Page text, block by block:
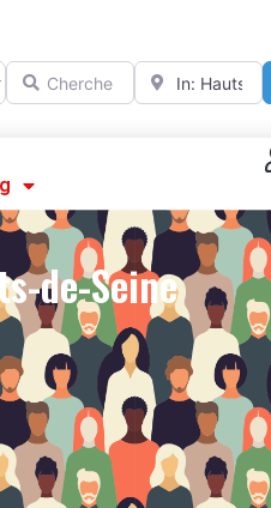
Chercher A proximité de
Se connecter
S’enregistrer
Poster sur
de-Seine